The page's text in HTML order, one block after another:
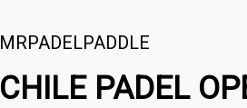
MRPADELPADDLE
CHILE PADEL